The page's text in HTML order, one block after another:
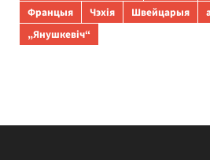
Францыя
Чэхія Швейцарыя
„Янушкевіч“